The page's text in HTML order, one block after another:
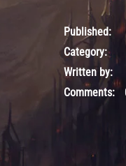
Februar 15,
Published:
Category:
Written by:
Comments: